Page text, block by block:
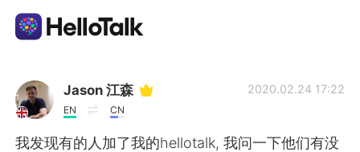
Dil Değişimi Uygulaması
AI Grammar Checker
Jason 江森
EN CN
2020.02.24 17:22
我发现有的人加了我的hellotalk, 我问一下他们有没